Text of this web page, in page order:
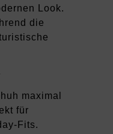
Look.
die
maximal
für
Fits.